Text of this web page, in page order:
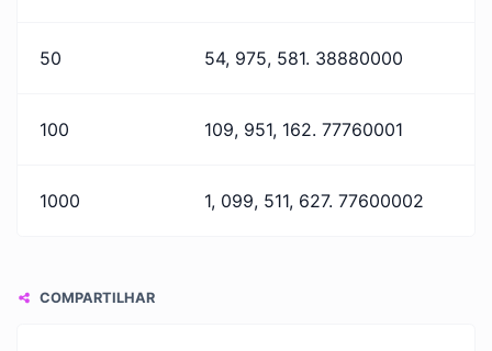
50 54, 975, 581. 38880000
100 109, 951, 162. 77760001
1000 1, 099, 511, 627. 77600002
COMPARTILHAR